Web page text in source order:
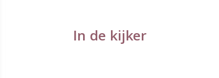
In de kijker